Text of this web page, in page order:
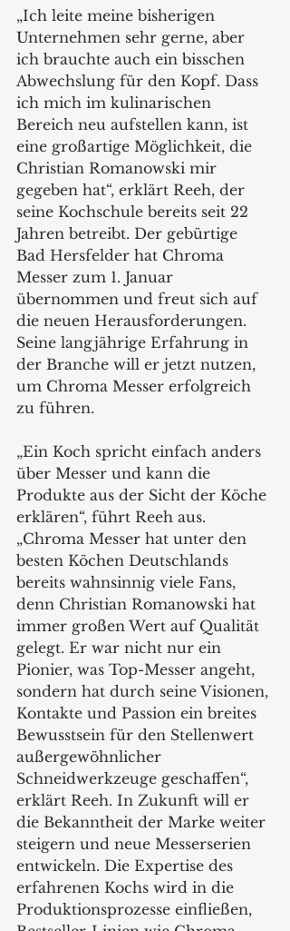
„Ich leite meine bisherigen
Unternehmen sehr gerne, aber
ich brauchte auch ein bisschen
Abwechslung für den Kopf. Dass
ich mich im kulinarischen
Bereich neu aufstellen kann, ist
eine großartige Möglichkeit, die
Christian Romanowski mir
gegeben hat“, erklärt Reeh, der
seine Kochschule bereits seit 22
Jahren betreibt. Der gebürtige
Bad Hersfelder hat Chroma
Messer zum 1. Januar
übernommen und freut sich auf
die neuen Herausforderungen.
Seine langjährige Erfahrung in
der Branche will er jetzt nutzen,
um Chroma Messer erfolgreich
zu führen.
„Ein Koch spricht einfach anders
über Messer und kann die
Produkte aus der Sicht der Köche
erklären“, führt Reeh aus.
„Chroma Messer hat unter den
besten Köchen Deutschlands
bereits wahnsinnig viele Fans,
denn Christian Romanowski hat
immer großen Wert auf Qualität
gelegt. Er war nicht nur ein
Pionier, was Top-Messer angeht,
sondern hat durch seine Visionen,
Kontakte und Passion ein breites
Bewusstsein für den Stellenwert
außergewöhnlicher
Schneidwerkzeuge geschaffen“,
erklärt Reeh. In Zukunft will er
die Bekanntheit der Marke weiter
steigern und neue Messerserien
entwickeln. Die Expertise des
erfahrenen Kochs wird in die
Produktionsprozesse einfließen,